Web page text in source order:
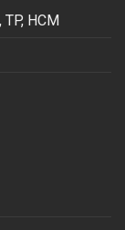
TP, HCM